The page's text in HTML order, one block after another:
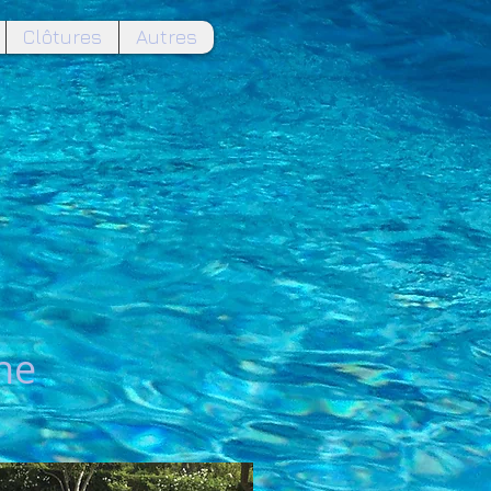
Clôtures Autres